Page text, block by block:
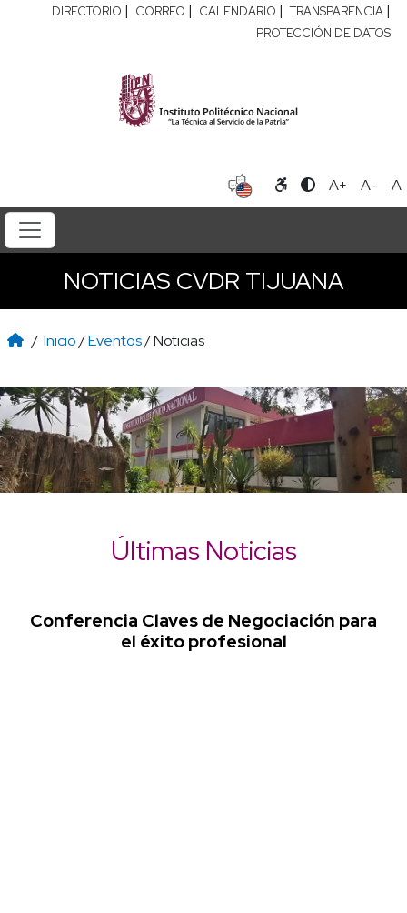
DIRECTORIO | CORREO | CALENDARIO | TRANSPARENCIA |
PROTECCIÓN DE DATOS
A+ A- A
NOTICIAS CVDR TIJUANA
/ Inicio/Eventos/ Noticias
Últimas Noticias
Conferencia Claves de Negociación para
el éxito profesional